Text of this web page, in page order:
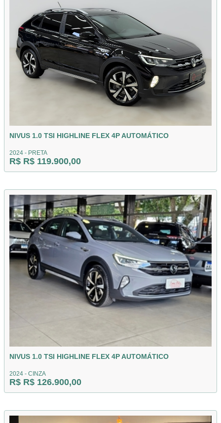
NIVUS 1.0 TSI HIGHLINE FLEX 4P AUTOMÁTICO
2024 - PRETA
R$ R$ 119.900,00
NIVUS 1.0 TSI HIGHLINE FLEX 4P AUTOMÁTICO
2024 - CINZA
R$ R$ 126.900,00